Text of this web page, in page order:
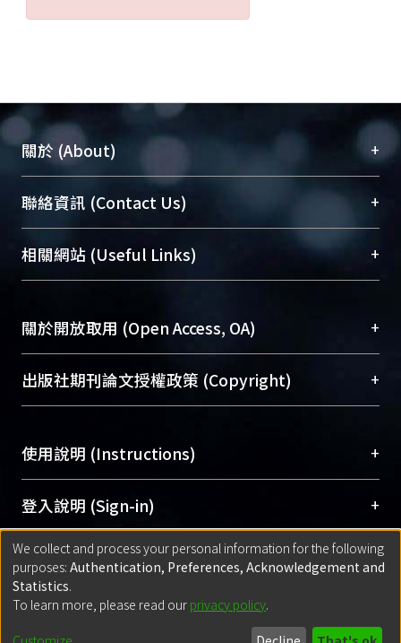
關於 (About) +
臺大位居世界頂尖大學之列，為永久珍藏及向國際
展現本校豐碩的研究成果及學術能量，圖書館整合
機構典藏（NTUR）與學術庫（AH）不同功能平
台，成為臺大學術典藏NTU scholars。期能整合研
成果。
To permanently archive and promote researcher
profiles and scholarly works, Library integrates the
services of “NTU Repository” with “Academic
聯絡資訊 (Contact Us) +
總館學科館員(Main Library)
醫學圖書館學科館員(Medical Library)
Sciences Library)
相關網站 (Useful Links) +
關於開放取用 (Open Access, OA) +
開放取用是從使用者角度提升資訊取用性的社會運
動，應用在學術研究上是透過將研究著作公開供使
用逐年攀升。同時可加速研究發展、提升研究影響
Archive）平台。 （點選深入了解OA）
出版社期刊論文授權政策 (Copyright) +
含部分內容的版權非匯入者所有，或由第三方贊
助與合作完成，請確認該版權所有者及第三方同
意提供此授權。
Please represent that the submission is your
original work, and that you have the right to
grant the rights to upload.
若欲上傳已出版的全文電子檔，可使用
policy finder
網站查詢，以確認出版單位之版權
使用說明 (Instructions) +
網站簡介(Quickstart Guide)
使用手冊(Instruction Manual)
線上預約服務(Booking Service)
登入說明 (Sign-in) +
方案一：臺灣大學計算機中心帳號登入
(With C&INC Email Account)
方案二：ORCID帳號登入(With ORCID)
匯入著作 (Submission) +
方案一：定期更新ORCID者，以ID匯入
for identifier (ORCID))
Built withDSpace-CRIS software - Extension maintained and optimized
We collect and process your personal information for the following
purposes: Authentication, Preferences, Acknowledgement and
Statistics.
To learn more, please read our privacy policy.